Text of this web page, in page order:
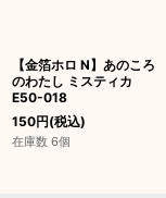
【金箔ホロ N】あのころ
のわたし ミスティカ
E50-018
150円(税込)
在庫数 6個